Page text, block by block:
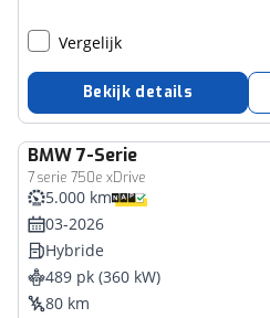
Vergelijk
Bekijk details
BMW7-Serie
7 serie 750e xDrive
5.000 km
03-2026
Hybride
489 pk (360 kW)
80 km